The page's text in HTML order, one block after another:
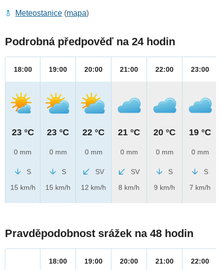
Meteostanice (mapa)
Podrobná předpověď na 24 hodin
18:00
23 °C
0 mm
S
15 km/h
19:00
23 °C
0 mm
S
15 km/h
20:00
22 °C
0 mm
SV
12 km/h
21:00
21 °C
0 mm
SV
8 km/h
22:00
20 °C
0 mm
S
9 km/h
23:00
19 °C
0 mm
S
7 km/h
Pravděpodobnost srážek na 48 hodin
18:00
19:00
20:00
21:00
22:00